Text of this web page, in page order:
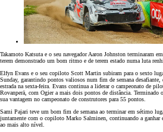
Takamoto Katsuta e o seu navegador Aaron Johnston terminaram
terem demonstrado um bom ritmo e de terem estado numa luta
Elfyn Evans e o seu copiloto Scott Martin subiram para o sexto
Sunday, garantindo pontos valiosos num fim de semana
estrada na sexta-feira. Evans continua a liderar o campeonato de
Rovanperä, com Ogier a mais dois pontos de distância.
sua vantagem no campeonato de construtores para 55 pontos.
Sami Pajari teve um bom fim de semana ao terminar em sétimo
juntamente com o copiloto Marko Salminen, continuando a ganhar
ao mais alto nível.